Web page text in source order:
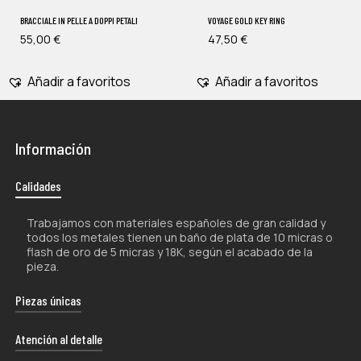
BRACCIALE IN PELLE A DOPPI PETALI
55,00 €
Añadir a favoritos
VOYAGE GOLD KEY RING
47,50 €
Añadir a favoritos
Información
Calidades
Trabajamos con materiales españoles de gran calidad y
todos los metales tienen un baño de plata de 10 micras o
flash de oro de 5 micras y 18K, según el acabado de la
pieza.
Piezas únicas
La naturaleza artesanal de nuestros productos los hace
únicos por lo que, tanto su forma como su color, pueden
Atención al detalle